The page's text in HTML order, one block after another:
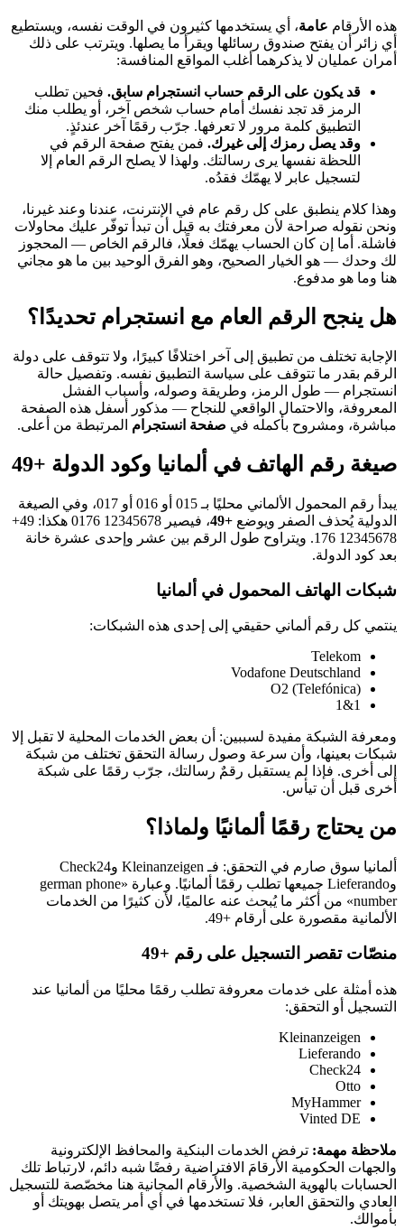
هذه الأرقام عامة، أي يستخدمها كثيرون في الوقت نفسه، ويستطيع
أي زائر أن يفتح صندوق رسائلها ويقرأ ما يصلها. ويترتب على ذلك
أمران عمليان لا يذكرهما أغلب المواقع المنافسة:
قد يكون على الرقم حساب انستجرام سابق. فحين تطلب
الرمز قد تجد نفسك أمام حساب شخص آخر، أو يطلب منك
التطبيق كلمة مرور لا تعرفها. جرّب رقمًا آخر عندئذٍ.
وقد يصل رمزك إلى غيرك. فمن يفتح صفحة الرقم في
اللحظة نفسها يرى رسالتك. ولهذا لا يصلح الرقم العام إلا
لتسجيل عابر لا يهمّك فقدُه.
وهذا كلام ينطبق على كل رقم عام في الإنترنت، عندنا وعند غيرنا،
ونحن نقوله صراحة لأن معرفتك به قبل أن تبدأ توفّر عليك محاولات
فاشلة. أما إن كان الحساب يهمّك فعلًا، فالرقم الخاص — المحجوز
لك وحدك — هو الخيار الصحيح، وهو الفرق الوحيد بين ما هو مجاني
هنا وما هو مدفوع.
هل ينجح الرقم العام مع انستجرام تحديدًا؟
الإجابة تختلف من تطبيق إلى آخر اختلافًا كبيرًا، ولا تتوقف على دولة
الرقم بقدر ما تتوقف على سياسة التطبيق نفسه. وتفصيل حالة
انستجرام — طول الرمز، وطريقة وصوله، وأسباب الفشل
المعروفة، والاحتمال الواقعي للنجاح — مذكور أسفل هذه الصفحة
مباشرة، ومشروح بأكمله في صفحة انستجرام المرتبطة من أعلى.
صيغة رقم الهاتف في ألمانيا وكود الدولة +49
يبدأ رقم المحمول الألماني محليًا بـ 015 أو 016 أو 017، وفي الصيغة
الدولية يُحذف الصفر ويوضع +49 ، فيصير 0176 12345678 هكذا: +49
176 12345678. ويتراوح طول الرقم بين عشر وإحدى عشرة خانة
بعد كود الدولة.
شبكات الهاتف المحمول في ألمانيا
ينتمي كل رقم ألماني حقيقي إلى إحدى هذه الشبكات:
Telekom
Vodafone Deutschland
O2 (Telefónica)
1&1
ومعرفة الشبكة مفيدة لسببين: أن بعض الخدمات المحلية لا تقبل إلا
شبكات بعينها، وأن سرعة وصول رسالة التحقق تختلف من شبكة
إلى أخرى. فإذا لم يستقبل رقمٌ رسالتك، جرّب رقمًا على شبكة
أخرى قبل أن تيأس.
من يحتاج رقمًا ألمانيًا ولماذا؟
ألمانيا سوق صارم في التحقق: فـ Kleinanzeigen وCheck24
وLieferando جميعها تطلب رقمًا ألمانيًا. وعبارة «german phone
number» من أكثر ما يُبحث عنه عالميًا، لأن كثيرًا من الخدمات
الألمانية مقصورة على أرقام +49.
منصّات تقصر التسجيل على رقم +49
هذه أمثلة على خدمات معروفة تطلب رقمًا محليًا من ألمانيا عند
التسجيل أو التحقق:
Kleinanzeigen
Lieferando
Check24
Otto
MyHammer
Vinted DE
ملاحظة مهمة: ترفض الخدمات البنكية والمحافظ الإلكترونية
والجهات الحكومية الأرقامَ الافتراضية رفضًا شبه دائم، لارتباط تلك
الحسابات بالهوية الشخصية. والأرقام المجانية هنا مخصّصة للتسجيل
العادي والتحقق العابر، فلا تستخدمها في أي أمر يتصل بهويتك أو
بأموالك.